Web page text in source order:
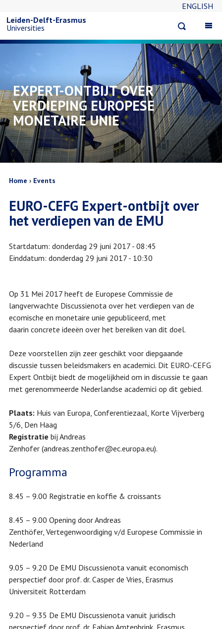
inhoud
gaan
ENGLISH
search
Leiden-Delft-Erasmus
Universities
EXPERT-ONTBIJT OVER
VERDIEPING EUROPESE
MONETAIRE UNIE
Kruimelpad
Home Events
EURO-CEFG Expert-ontbijt over
het verdiepen van de EMU
Startdatum donderdag 29 juni 2017 - 08:45
Einddatum donderdag 29 juni 2017 - 10:30
Op 31 Mei 2017 heeft de Europese Commissie de
langverwachte Discussienota over het verdiepen van de
ecomische en monetaire unie gepubliceerd, met
daarin concrete ideeën over het bereiken van dit doel.
Deze voorstellen zijn zeer geschikt voor diepgaande
discussie tussen beleidsmakers en academici. Dit EURO-CEFG
Expert Ontbijt biedt de mogelijkheid om in discussie te gaan
met gerenommeerde Nederlandse academici op dit gebied.
Plaats: Huis van Europa, Conferentiezaal, Korte Vijverberg
5/6, Den Haag
Registratie bij Andreas
Zenhofer (andreas.zenthofer@ec.europa.eu).
Programma
8.45 – 9.00 Registratie en koffie & croissants
8.45 – 9.00 Opening door Andreas
Zenthöfer, Vertegenwoordiging v/d Europese Commissie in
Nederland
9.05 – 9.20 De EMU Discussienota vanuit economisch
perspectief door prof. dr. Casper de Vries, Erasmus
Universiteit Rotterdam
9.20 – 9.35 De EMU Discussienota vanuit juridisch
perspectief door prof. dr. Fabian Amtenbrink, Erasmus